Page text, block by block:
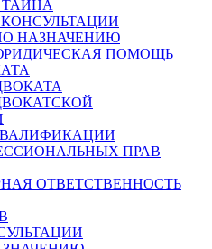
НАЗНАЧЕНИЮ
ПОМОЩЬ
ПРАВ
ОТВЕТСТВЕННОСТЬ